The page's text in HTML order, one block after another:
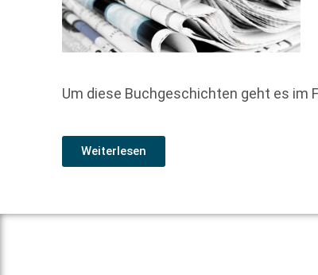
Um diese Buchgeschichten geht es im
Weiterlesen